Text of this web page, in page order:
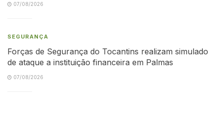
07/08/2026
SEGURANÇA
Forças de Segurança do Tocantins realizam simulado
de ataque a instituição financeira em Palmas
07/08/2026